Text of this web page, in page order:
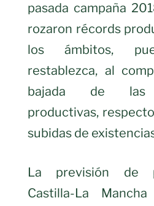
pasada campaña
rozaron récords
los ámbitos,
restablezca, al
bajada de las
productivas,
subidas de
La previsión de
Castilla-La